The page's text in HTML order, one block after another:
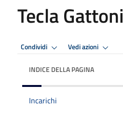
Tecla Gattoni
Condividi Vedi azioni
INDICE DELLA PAGINA
Incarichi